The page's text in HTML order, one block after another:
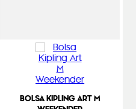
BOLSA KIPLING ART M